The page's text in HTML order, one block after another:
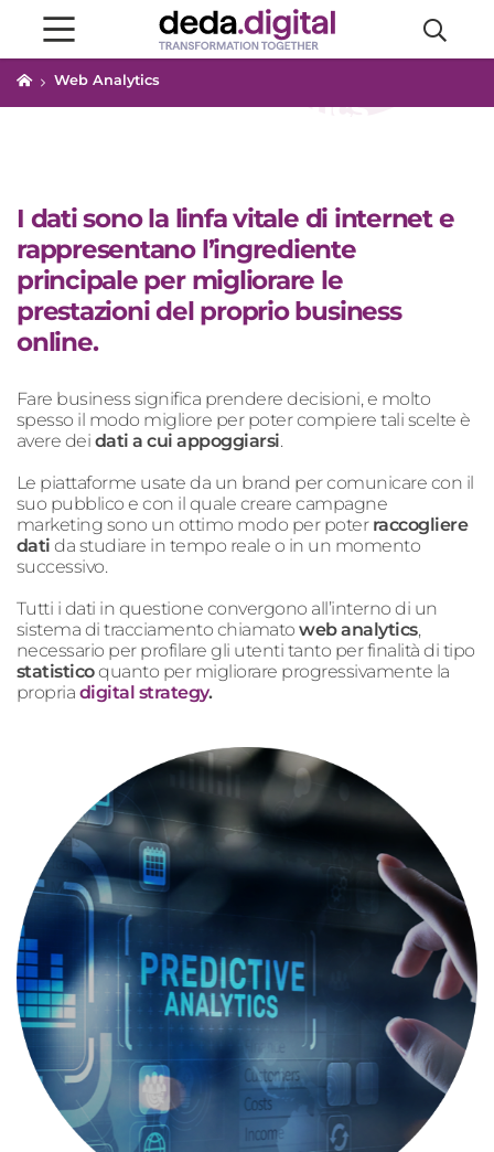
Web Analytics
Web Analytics
I dati sono la linfa vitale di internet e
rappresentano l’ingrediente
principale per migliorare le
prestazioni del proprio business
online.
Fare business significa prendere decisioni, e molto
spesso il modo migliore per poter compiere tali scelte è
avere dei dati a cui appoggiarsi.
Le piattaforme usate da un brand per comunicare con il
suo pubblico e con il quale creare campagne
marketing sono un ottimo modo per poter raccogliere
dati da studiare in tempo reale o in un momento
successivo.
Tutti i dati in questione convergono all’interno di un
sistema di tracciamento chiamatoweb analytics,
necessario per profilare gli utenti tanto per finalità di tipo
statisticoquanto per migliorare progressivamente la
propria digital strategy.